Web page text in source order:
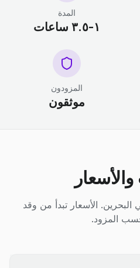
المدة
١-٣.٥ ساعات
المزودون
موثقون
والأسعار
الأسعار تبدأ من وقد
المزود.